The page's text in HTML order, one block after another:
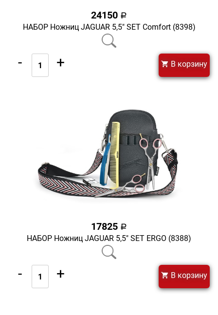
24150 a
НАБОР Ножниц JAGUAR 5,5" SET Comfort (8398)
- + В корзину
17825 a
НАБОР Ножниц JAGUAR 5,5" SET ERGO (8388)
- + В корзину